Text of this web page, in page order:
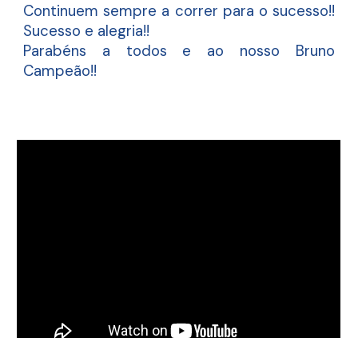
Continuem sempre a correr para o sucesso!!
Sucesso e alegria!!
Parabéns a todos e ao nosso Bruno
Campeão!!